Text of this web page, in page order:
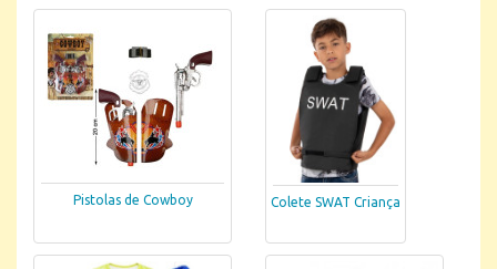
Pistolas de Cowboy Colete SWAT Criança